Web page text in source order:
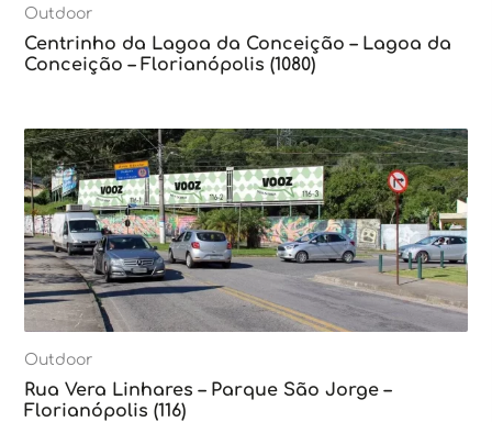
Outdoor
Centrinho da Lagoa da Conceição – Lagoa da
Conceição – Florianópolis (1080)
Outdoor
Rua Vera Linhares – Parque São Jorge –
Florianópolis (116)